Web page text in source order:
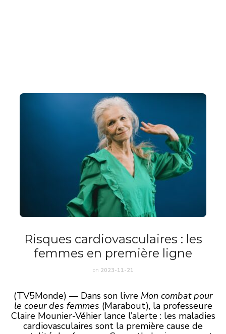
Risques cardiovasculaires : les
femmes en première ligne
on 2023-11-21
(TV5Monde) — Dans son livre Mon combat pour
le coeur des femmes (Marabout), la professeure
Claire Mounier-Véhier lance l’alerte : les maladies
cardiovasculaires sont la première cause de